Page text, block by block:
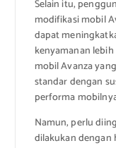
Selain itu,
modifikasi mobil
dapat
kenyamanan
mobil Avanza
standar dengan
performa
Namun, perlu
dilakukan dengan